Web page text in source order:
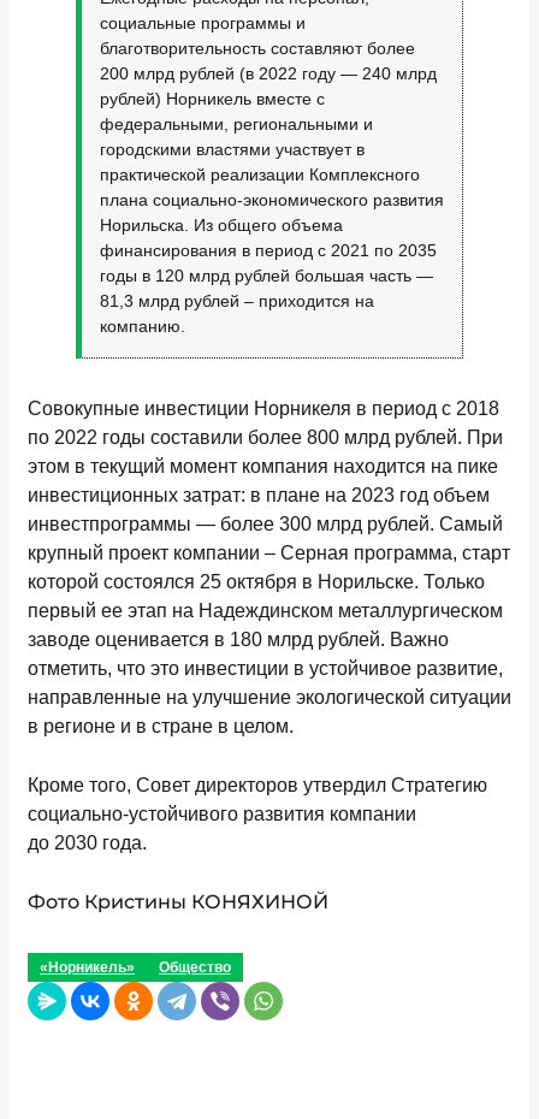
социальные программы и
благотворительность составляют более
200 млрд рублей (в 2022 году — 240 млрд
рублей) Норникель вместе с
федеральными, региональными и
городскими властями участвует в
практической реализации Комплексного
плана социально-экономического развития
Норильска. Из общего объема
финансирования в период с 2021 по 2035
годы в 120 млрд рублей большая часть —
81,3 млрд рублей – приходится на
компанию.
Совокупные инвестиции Норникеля в период с 2018
по 2022 годы составили более 800 млрд рублей. При
этом в текущий момент компания находится на пике
инвестиционных затрат: в плане на 2023 год объем
инвестпрограммы — более 300 млрд рублей. Самый
крупный проект компании – Серная программа, старт
которой состоялся 25 октября в Норильске. Только
первый ее этап на Надеждинском металлургическом
заводе оценивается в 180 млрд рублей. Важно
отметить, что это инвестиции в устойчивое развитие,
направленные на улучшение экологической ситуации
в регионе и в стране в целом.
Кроме того, Совет директоров утвердил Стратегию
социально-устойчивого развития компании
до 2030 года.
Фото Кристины КОНЯХИНОЙ
«Норникель» Общество